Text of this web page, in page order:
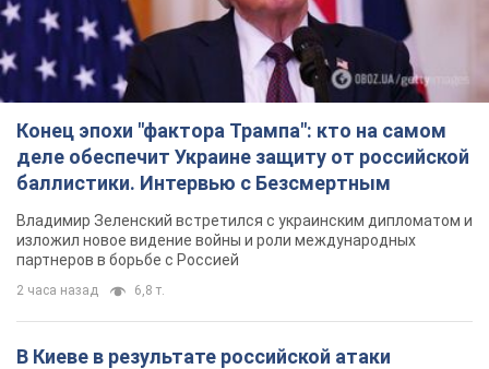
Конец эпохи "фактора Трампа": кто на самом
деле обеспечит Украине защиту от российской
баллистики. Интервью с Безсмертным
Владимир Зеленский встретился с украинским дипломатом и
изложил новое видение войны и роли международных
партнеров в борьбе с Россией
2 часа назад 6,8 т.
В Киеве в результате российской атаки